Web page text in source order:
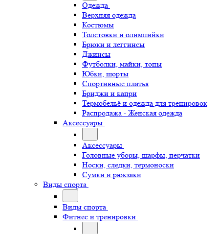
Одежда
Верхняя одежда
Костюмы
Толстовки и олимпийки
Брюки и леггинсы
Джинсы
Футболки, майки, топы
Юбки, шорты
Спортивные платья
Бриджи и капри
Термобельё и одежда для тренировок
Распродажа - Женская одежда
Аксессуары
Аксессуары
Головные уборы, шарфы, перчатки
Носки, следки, термоноски
Сумки и рюкзаки
Виды спорта
Виды спорта
Фитнес и тренировки